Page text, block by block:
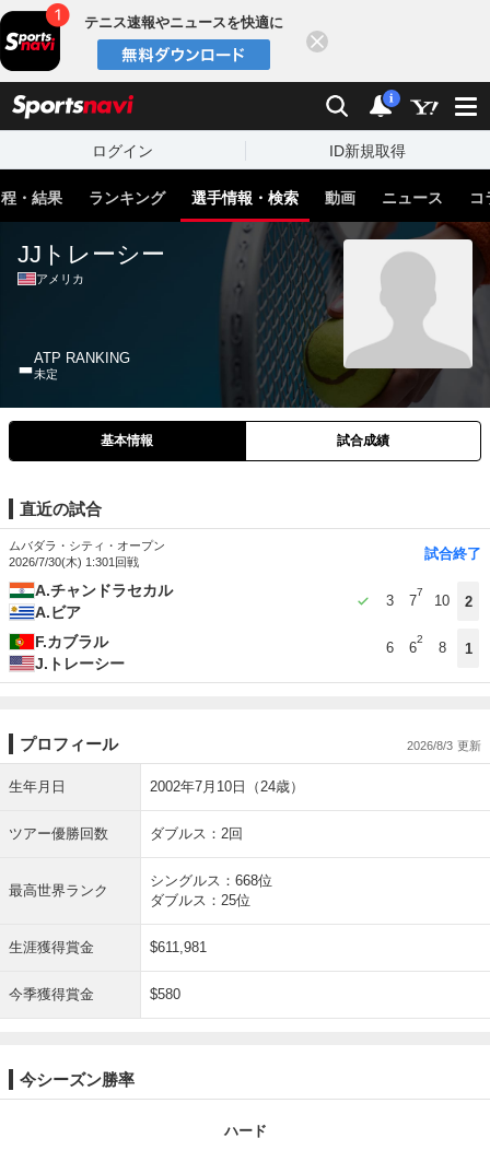
テニス速報やニュースを快適に
検索 通知
i
ログイン ID新規取得
・結果 ランキング 選手情報・検索 動画 ニュース コ
JJトレーシー
アメリカ
-ATP RANKING
未定
基本情報 試合成績
直近の試合
ムバダラ・シティ・オープン
2026/7/30(木) 1:301回戦 試合終了
A.チャンドラセカル
A.ビア
3 7
7
10 2
F.カブラル
J.トレーシー
6 6
2
8 1
プロフィール 2026/8/3
生年月日 2002年7月10日（24歳）
ツアー優勝回数 ダブルス：2回
最高世界ランク
シングルス：668位
ダブルス：25位
生涯獲得賞金 $611,981
今季獲得賞金 $580
今シーズン勝率
ハード